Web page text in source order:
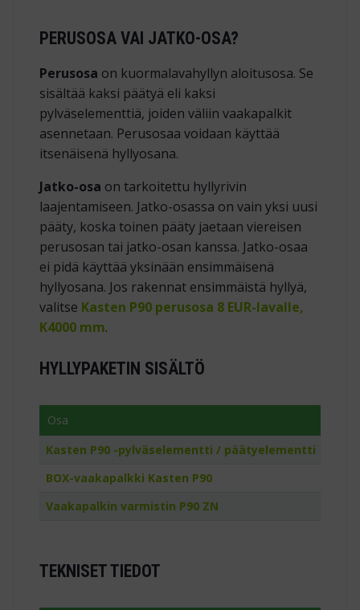
PERUSOSA VAI JATKO-OSA?
Perusosa on kuormalavahyllyn aloitusosa. Se
sisältää kaksi päätyä eli kaksi
pylväselementtiä, joiden väliin vaakapalkit
asennetaan. Perusosaa voidaan käyttää
itsenäisenä hyllyosana.
Jatko-osa on tarkoitettu hyllyrivin
laajentamiseen. Jatko-osassa on vain yksi uusi
pääty, koska toinen pääty jaetaan viereisen
perusosan tai jatko-osan kanssa. Jatko-osaa
ei pidä käyttää yksinään ensimmäisenä
hyllyosana. Jos rakennat ensimmäistä hyllyä,
valitse Kasten P90 perusosa 8 EUR-lavalle,
K4000 mm.
HYLLYPAKETIN SISÄLTÖ
Osa
Kasten P90 -pylväselementti / päätyelementti
BOX-vaakapalkki Kasten P90
Vaakapalkin varmistin P90 ZN
TEKNISET TIEDOT